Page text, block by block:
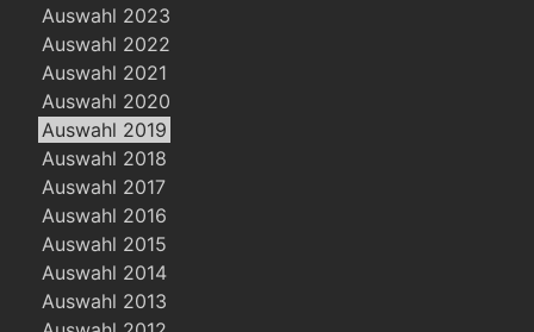
Auswahl 2023
Auswahl 2022
Auswahl 2021
Auswahl 2020
Auswahl 2019
Auswahl 2018
Auswahl 2017
Auswahl 2016
Auswahl 2015
Auswahl 2014
Auswahl 2013